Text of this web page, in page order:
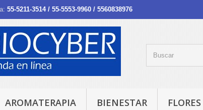
55-5211-3514 / 55-5553-9960 / 5560838976
AROMATERAPIA BIENESTAR FLORES